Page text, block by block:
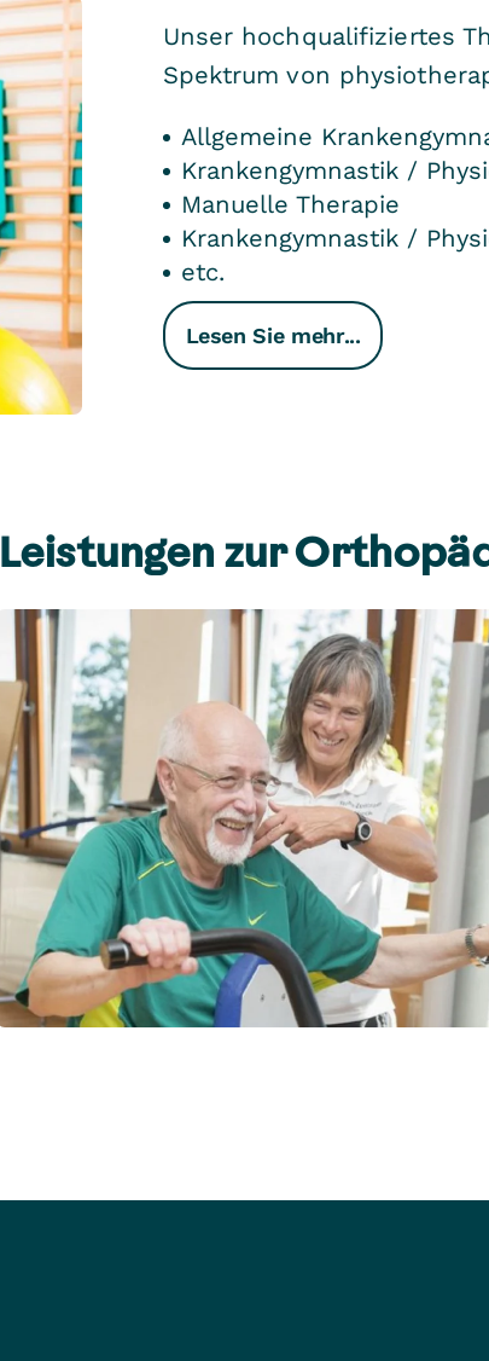
Unser hochqualifiziertes
Spektrum von
Allgemeine
Krankengymnastik /
Manuelle Therapie
Krankengymnastik /
etc.
Lesen Sie mehr...
Leistungen zur